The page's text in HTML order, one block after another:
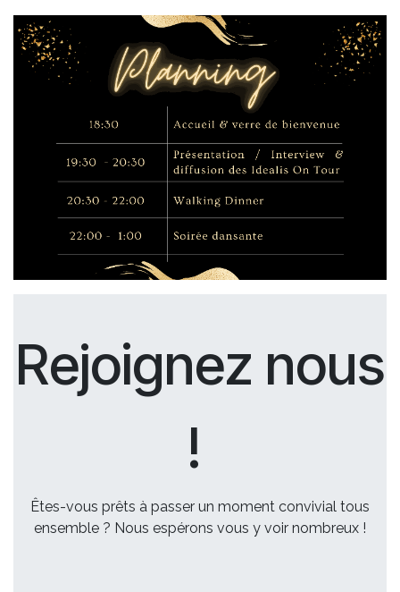
Rejoignez nous
!
Êtes-vous prêts à passer un moment convivial tous
ensemble ? Nous espérons vous y voir nombreux !